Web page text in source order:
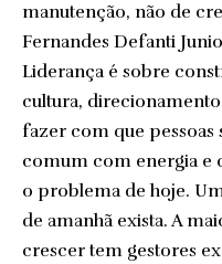
manutenção, não de
Fernandes Defanti
Liderança é sobre
cultura,
fazer com que
comum com energia e
o problema de hoje.
de amanhã exista. A
crescer tem gestores